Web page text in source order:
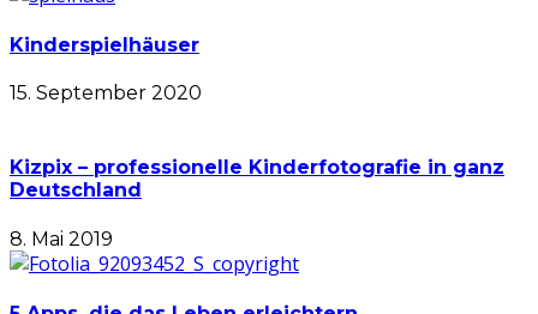
Kinderspielhäuser
15. September 2020
Kizpix – professionelle Kinderfotografie in ganz
Deutschland
8. Mai 2019